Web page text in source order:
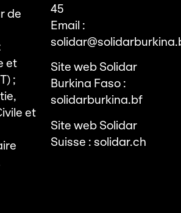
de
et
;
et
45
Email :
Site web Solidar
Burkina Faso :
solidarburkina.bf
Site web Solidar
Suisse : solidar.ch